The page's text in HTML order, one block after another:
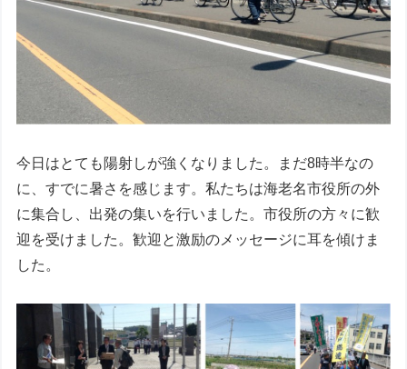
今日はとても陽射しが強くなりました。まだ8時半なの
に、すでに暑さを感じます。私たちは海老名市役所の外
に集合し、出発の集いを行いました。市役所の方々に歓
迎を受けました。歓迎と激励のメッセージに耳を傾けま
した。